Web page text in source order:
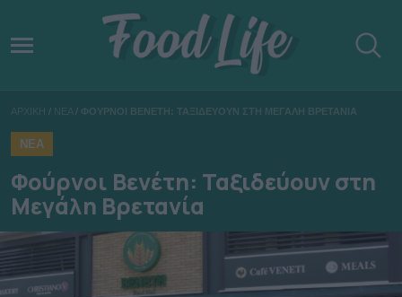
ΑΡΧΙΚΗ / ΝΕΑ / ΦΟΥΡΝΟΙ ΒΕΝΕΤΗ: ΤΑΞΙΔΕΥΟΥΝ ΣΤΗ ΜΕΓΑΛΗ ΒΡΕΤΑΝΙΑ
ΝΕΑ
Φούρνοι Βενέτη: Ταξιδεύουν στη
Μεγάλη Βρετανία